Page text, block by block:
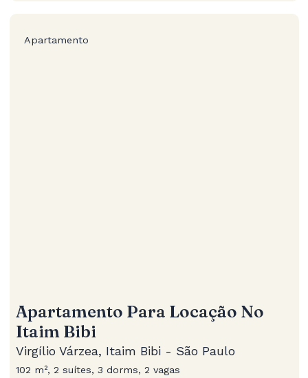
Apartamento
Apartamento Para Locação No
Itaim Bibi
Virgílio Várzea, Itaim Bibi - São Paulo
102 m², 2 suítes, 3 dorms, 2 vagas